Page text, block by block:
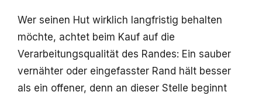
Wer seinen Hut wirklich langfristig behalten
möchte, achtet beim Kauf auf die
Verarbeitungsqualität des Randes: Ein sauber
vernähter oder eingefasster Rand hält besser
als ein offener, denn an dieser Stelle beginnt